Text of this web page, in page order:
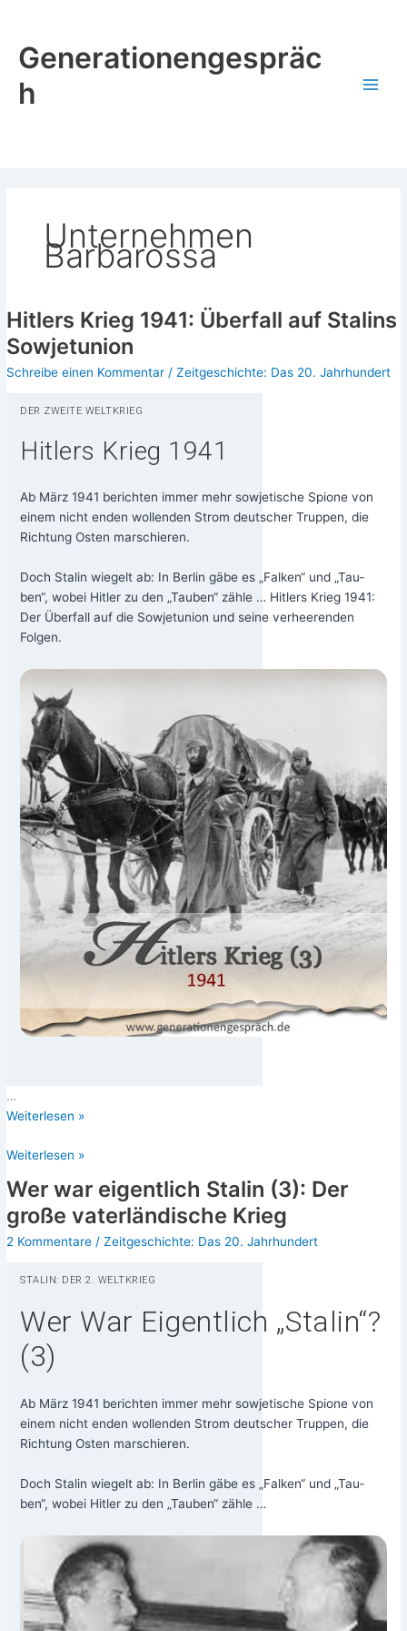
springen
Generationengespräc
h
Unternehmen
Barbarossa
Hitlers Krieg 1941: Überfall auf Stalins
Sowjetunion
Schreibe einen Kommentar /Zeitgeschichte: Das 20. Jahrhundert
DER ZWEI­TE WELTKRIEG
Hitlers Krieg 1941
Ab März 1941 berich­ten immer mehr sowje­ti­sche Spio­ne von
einem nicht enden wol­len­den Strom deut­scher Trup­pen, die
Rich­tung Osten mar­schie­ren.
Doch Sta­lin wie­gelt ab: In Ber­lin gäbe es „Fal­ken“ und „Tau­
ben“, wobei Hit­ler zu den „Tau­ben“ zäh­le … Hit­lers Krieg 1941:
Der Über­fall auf die Sowjet­uni­on und sei­ne ver­hee­ren­den
Folgen.
…
Hit­
Krieg
Über­
fall
auf
lins
uni­
Wei­ter­le­sen »
Hitlers
1941:
Überfall
auf
Sowjetunion
Weiterlesen »
Wer war eigentlich Stalin (3): Der
große vaterländische Krieg
2 Kommentare /Zeitgeschichte: Das 20. Jahrhundert
STA­LIN: DER 2. WELTKRIEG
Wer War Eigentlich „Stalin“?
(3)
Ab März 1941 berich­ten immer mehr sowje­ti­sche Spio­ne von
einem nicht enden wol­len­den Strom deut­scher Trup­pen, die
Rich­tung Osten mar­schie­ren.
Doch Sta­lin wie­gelt ab: In Ber­lin gäbe es „Fal­ken“ und „Tau­
ben“, wobei Hit­ler zu den „Tau­ben“ zähle …